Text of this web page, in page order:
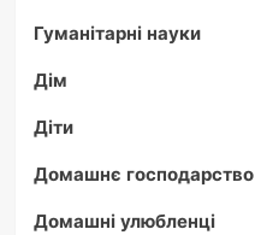
Гуманітарні науки
Дім
Діти
Домашнє господарство
Домашні улюбленці